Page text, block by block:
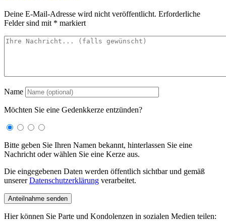
Deine E-Mail-Adresse wird nicht veröffentlicht. Erforderliche
Felder sind mit * markiert
Name
Möchten Sie eine Gedenkkerze entzünden?
Bitte geben Sie Ihren Namen bekannt, hinterlassen Sie eine
Nachricht oder wählen Sie eine Kerze aus.
Die eingegebenen Daten werden öffentlich sichtbar und gemäß
unsererDatenschutzerklärung verarbeitet.
Hier können Sie Parte und Kondolenzen in sozialen Medien teilen: